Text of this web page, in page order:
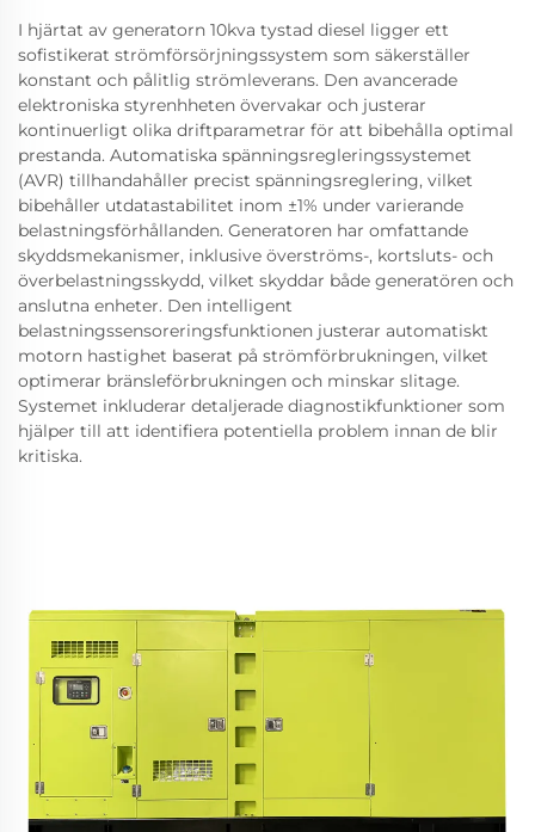
I hjärtat av generatorn 10kva tystad diesel ligger ett
sofistikerat strömförsörjningssystem som säkerställer
konstant och pålitlig strömleverans. Den avancerade
elektroniska styrenhheten övervakar och justerar
kontinuerligt olika driftparametrar för att bibehålla optimal
prestanda. Automatiska spänningsregleringssystemet
(AVR) tillhandahåller precist spänningsreglering, vilket
bibehåller utdatastabilitet inom ±1% under varierande
belastningsförhållanden. Generatoren har omfattande
skyddsmekanismer, inklusive överströms-, kortsluts- och
överbelastningsskydd, vilket skyddar både generatören och
anslutna enheter. Den intelligent
belastningssensoreringsfunktionen justerar automatiskt
motorn hastighet baserat på strömförbrukningen, vilket
optimerar bränsleförbrukningen och minskar slitage.
Systemet inkluderar detaljerade diagnostikfunktioner som
hjälper till att identifiera potentiella problem innan de blir
kritiska.